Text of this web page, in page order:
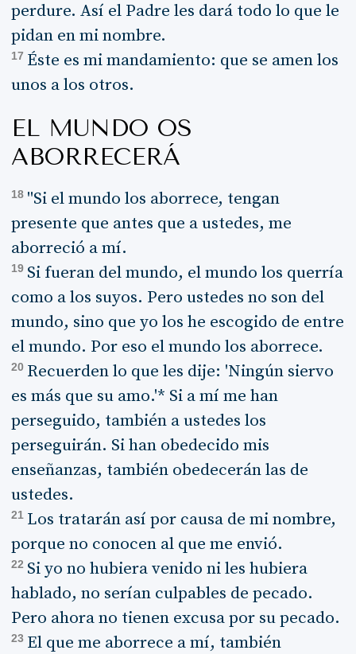
perdure. Así el Padre les dará todo lo que le
pidan en mi nombre.
17 Éste es mi mandamiento: que se amen los
unos a los otros.
EL MUNDO OS
ABORRECERÁ
18 "Si el mundo los aborrece, tengan
presente que antes que a ustedes, me
aborreció a mí.
19 Si fueran del mundo, el mundo los querría
como a los suyos. Pero ustedes no son del
mundo, sino que yo los he escogido de entre
el mundo. Por eso el mundo los aborrece.
20 Recuerden lo que les dije: 'Ningún siervo
es más que su amo.'* Si a mí me han
perseguido, también a ustedes los
perseguirán. Si han obedecido mis
enseñanzas, también obedecerán las de
ustedes.
21 Los tratarán así por causa de mi nombre,
porque no conocen al que me envió.
22 Si yo no hubiera venido ni les hubiera
hablado, no serían culpables de pecado.
Pero ahora no tienen excusa por su pecado.
23 El que me aborrece a mí, también